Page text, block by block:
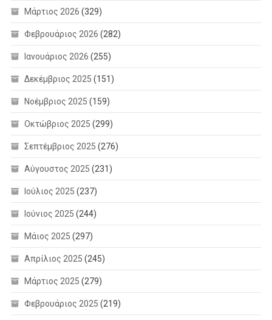
Μάρτιος 2026 (329)
Φεβρουάριος 2026 (282)
Ιανουάριος 2026 (255)
Δεκέμβριος 2025 (151)
Νοέμβριος 2025 (159)
Οκτώβριος 2025 (299)
Σεπτέμβριος 2025 (276)
Αύγουστος 2025 (231)
Ιούλιος 2025 (237)
Ιούνιος 2025 (244)
Μάιος 2025 (297)
Απρίλιος 2025 (245)
Μάρτιος 2025 (279)
Φεβρουάριος 2025 (219)